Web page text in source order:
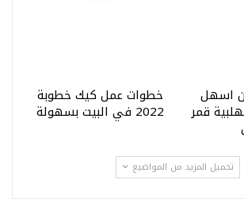
اسهل
قمر
خطوات عمل كيك خطوبة
2022 في البيت بسهولة
تحميل المزيد من المواضيع